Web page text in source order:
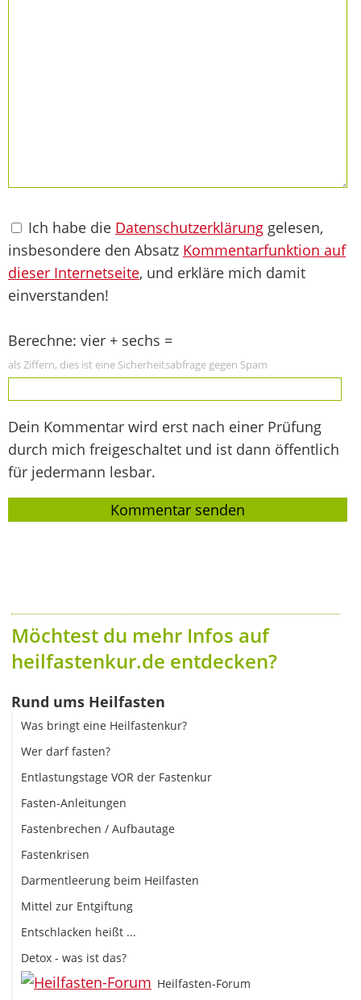
Ich habe die Datenschutzerklärung gelesen,
insbesondere den Absatz Kommentarfunktion auf
dieser Internetseite, und erkläre mich damit
einverstanden!
Berechne: vier + sechs =
als Ziffern, dies ist eine Sicherheitsabfrage gegen Spam
Dein Kommentar wird erst nach einer Prüfung
durch mich freigeschaltet und ist dann öffentlich
für jedermann lesbar.
Möchtest du mehr Infos auf
heilfastenkur.de entdecken?
Rund ums Heilfasten
Was bringt eine Heilfastenkur?
Wer darf fasten?
Entlastungstage VOR der Fastenkur
Fasten-Anleitungen
Fastenbrechen / Aufbautage
Fastenkrisen
Darmentleerung beim Heilfasten
Mittel zur Entgiftung
Entschlacken heißt ...
Detox - was ist das?
Heilfasten-Forum